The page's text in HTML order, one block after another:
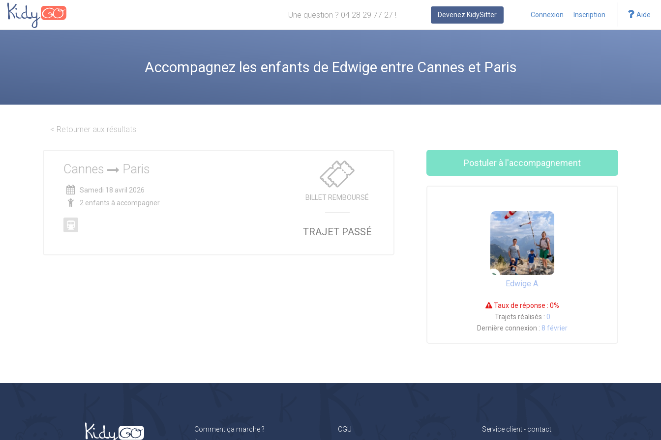
Une question ? 04 28 29 77 27 ! Devenez KidySitter Connexion Inscription Aide
Accompagnez les enfants de Edwige entre Cannes et Paris
< Retourner aux résultats
Cannes Paris
Samedi 18 avril 2026
2 enfants à accompagner
BILLET REMBOURSÉ
TRAJET PASSÉ
Postuler à l'accompagnement
Edwige A.
Taux de réponse : 0%
Trajets réalisés : 0
Dernière connexion : 8 février
Comment ça marche ?
CGU
Service client - contact